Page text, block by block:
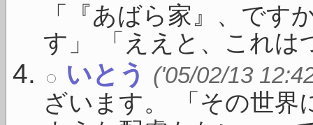
「『あばら家』、です
す」 「ええと、これは
いとう ('05/02/13
ざいます。 「その世界